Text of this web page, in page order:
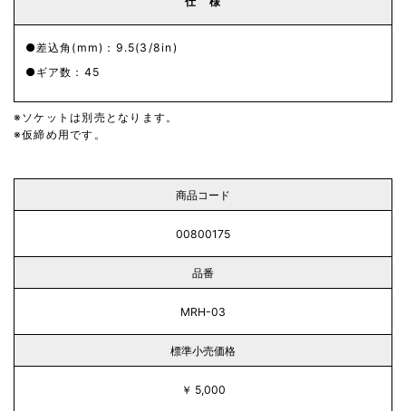
差込角(mm)：9.5(3/8in)
ギア数：45
ソケットは別売となります。
仮締め用です。
商品コード
00800175
品番
MRH-03
標準小売価格
￥ 5,000